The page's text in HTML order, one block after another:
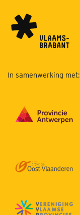
In samenwerking met: